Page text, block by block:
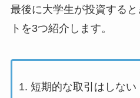
最後に大学生が投資する
トを3つ紹介します。
短期的な取引はしない